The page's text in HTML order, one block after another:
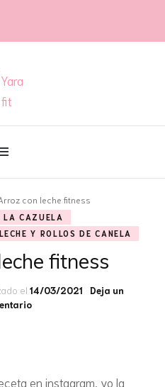
con leche fitness
LA CAZUELA
Y ROLLOS DE CANELA
fitness
el 14/03/2021
Deja un
en
en instagram, yo la